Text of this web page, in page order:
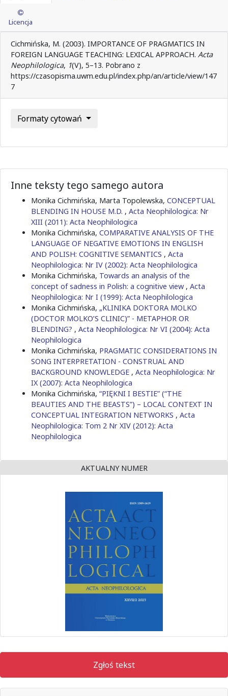
Licencja
Cichmińska, M. (2003). IMPORTANCE OF PRAGMATICS IN
FOREIGN LANGUAGE TEACHING: LEXICAL APPROACH. Acta
Neophilologica, 1(V), 5–13. Pobrano z
https://czasopisma.uwm.edu.pl/index.php/an/article/view/147
7
Formaty cytowań
Inne teksty tego samego autora
Monika Cichmińska, Marta Topolewska, CONCEPTUAL
BLENDING IN HOUSE M.D. , Acta Neophilologica: Nr
XIII (2011): Acta Neophilologica
Monika Cichmińska, COMPARATIVE ANALYSIS OF THE
LANGUAGE OF NEGATIVE EMOTIONS IN ENGLISH
AND POLISH: COGNITIVE SEMANTICS , Acta
Neophilologica: Nr IV (2002): Acta Neophilologica
Monika Cichmińska, Towards an analysis of the
concept of sadness in Polish: a cognitive view , Acta
Neophilologica: Nr I (1999): Acta Neophilologica
Monika Cichmińska, „KLINIKA DOKTORA MOLKO
(DOCTOR MOLKO’S CLINIC)” - METAPHOR OR
BLENDING? , Acta Neophilologica: Nr VI (2004): Acta
Neophilologica
Monika Cichmińska, PRAGMATIC CONSIDERATIONS IN
SONG INTERPRETATION - CONSTRUAL AND
BACKGROUND KNOWLEDGE , Acta Neophilologica: Nr
IX (2007): Acta Neophilologica
Monika Cichmińska, “PIĘKNI I BESTIE” (“THE
BEAUTIES AND THE BEASTS”) – LOCAL CONTEXT IN
CONCEPTUAL INTEGRATION NETWORKS , Acta
Neophilologica: Tom 2 Nr XIV (2012): Acta
Neophilologica
AKTUALNY NUMER
Zgłoś tekst